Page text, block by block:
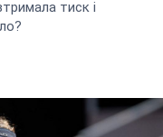
тиск і